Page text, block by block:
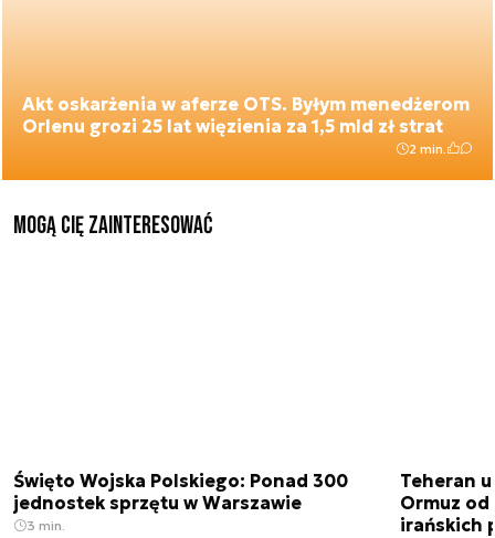
Akt oskarżenia w aferze OTS. Byłym menedżerom
Orlenu grozi 25 lat więzienia za 1,5 mld zł strat
2 min.
Mogą Cię zainteresować
Święto Wojska Polskiego: Ponad 300
jednostek sprzętu w Warszawie
3 min.
Teheran
Ormuz
irańskich